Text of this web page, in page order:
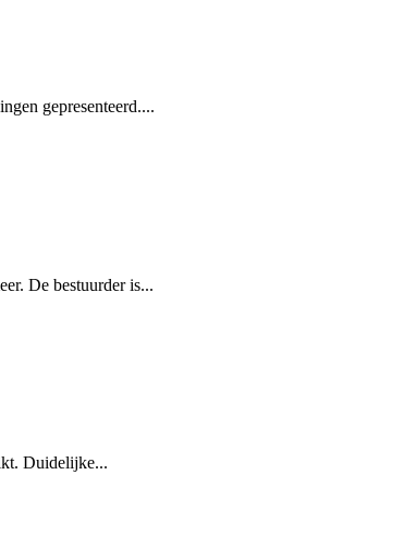
gepresenteerd....
De bestuurder is...
Duidelijke...